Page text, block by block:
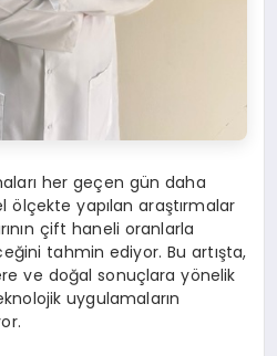
her geçen gün daha
ölçekte yapılan araştırmalar
çift haneli oranlarla
tahmin ediyor. Bu artışta,
ve doğal sonuçlara yönelik
uygulamaların